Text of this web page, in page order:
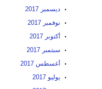
ديسمبر 2017
نوفمبر 2017
أكتوبر 2017
سبتمبر 2017
أغسطس 2017
يوليو 2017